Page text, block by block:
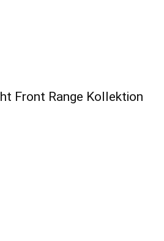
Front Range Kollektion